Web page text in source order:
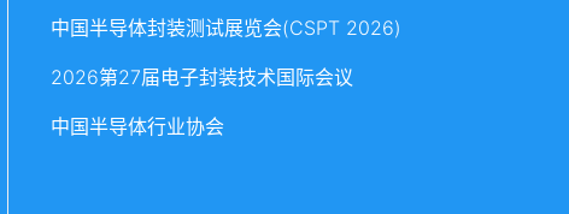
中国半导体封装测试展览会(CSPT 2026)
2026第27届电子封装技术国际会议
中国半导体行业协会